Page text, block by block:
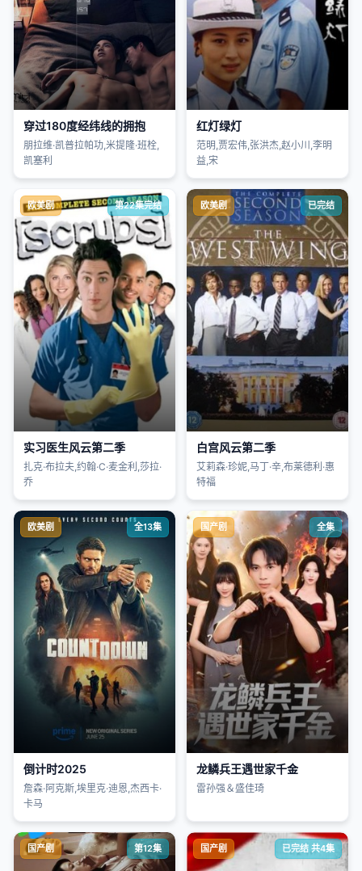
穿过180度经纬线的拥抱
朋拉维·凯普拉帕功,米提隆·班栓,
凯塞利
红灯绿灯
范明,贾宏伟,张洪杰,赵小川,李明
益,宋
欧美剧 第22集完结
实习医生风云第二季
扎克·布拉夫,约翰·C·麦金利,莎拉·
乔
欧美剧 已完结
白宫风云第二季
艾莉森·珍妮,马丁·辛,布莱德利·惠
特福
欧美剧 全13集
倒计时2025
詹森·阿克斯,埃里克·迪恩,杰西卡·
卡马
国产剧 全集
龙鳞兵王遇世家千金
雷孙强＆盛佳琦
国产剧 第12集 国产剧 已完结 共4集